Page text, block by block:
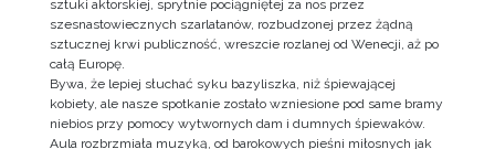
sztuki aktorskiej, sprytnie pociągniętej za nos przez
szesnastowiecznych szarlatanów, rozbudzonej przez żądną
sztucznej krwi publiczność, wreszcie rozlanej od Wenecji, aż po
całą Europę.
Bywa, że lepiej słuchać syku bazyliszka, niż śpiewającej
kobiety, ale nasze spotkanie zostało wzniesione pod same bramy
niebios przy pomocy wytwornych dam i dumnych śpiewaków.
Aula rozbrzmiała muzyką, od barokowych pieśni miłosnych jak